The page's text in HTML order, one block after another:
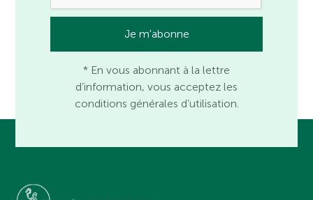
* En vous abonnant à la lettre
d’information, vous acceptez les
conditions générales d’utilisation.